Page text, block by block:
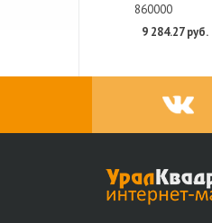
860000
9 284.27 руб.